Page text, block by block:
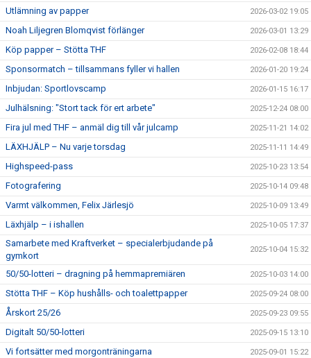
BILDGALLERI
TRISSBOLAGET
DOKUMENT
ALLMÄNHETENS ÅKNING
FÖRSÄKRING
Utlämning av papper 2026-03-02 19:05
Noah Liljegren Blomqvist förlänger 2026-03-01 13:29
Köp papper – Stötta THF 2026-02-08 18:44
Sponsormatch – tillsammans fyller vi hallen 2026-01-20 19:24
Inbjudan: Sportlovscamp 2026-01-15 16:17
Julhälsning: "Stort tack för ert arbete" 2025-12-24 08:00
Fira jul med THF – anmäl dig till vår julcamp 2025-11-21 14:02
LÄXHJÄLP – Nu varje torsdag 2025-11-11 14:49
Highspeed-pass 2025-10-23 13:54
Fotografering 2025-10-14 09:48
Varmt välkommen, Felix Järlesjö 2025-10-09 13:49
Läxhjälp – i ishallen 2025-10-05 17:37
Samarbete med Kraftverket – specialerbjudande på
gymkort
2025-10-04 15:32
50/50-lotteri – dragning på hemmapremiären 2025-10-03 14:00
Stötta THF – Köp hushålls- och toalettpapper 2025-09-24 08:00
Årskort 25/26 2025-09-23 09:55
Digitalt 50/50-lotteri 2025-09-15 13:10
Vi fortsätter med morgonträningarna 2025-09-01 15:22